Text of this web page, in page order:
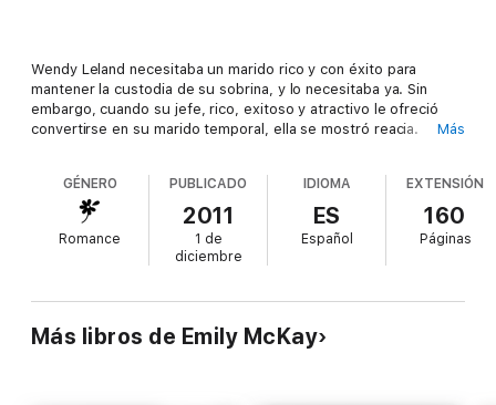
Wendy Leland necesitaba un marido rico y con éxito para
mantener la custodia de su sobrina, y lo necesitaba ya. Sin
embargo, cuando su jefe, rico, exitoso y atractivo le ofreció
convertirse en su marido temporal, ella se mostró reacia.
Él sólo le había ofrecido matrimonio para impedir que Wendy
dejara de ser su secretaria. Pero más tarde interpretó el papel
de recién casado con tanta pasión que sólo podía ocurrir una
Más
GÉNERO
Romance
PUBLICADO
2011
1 de
diciembre
IDIOMA
ES
Español
EXTENSIÓN
160
Páginas
Más libros de Emily McKay